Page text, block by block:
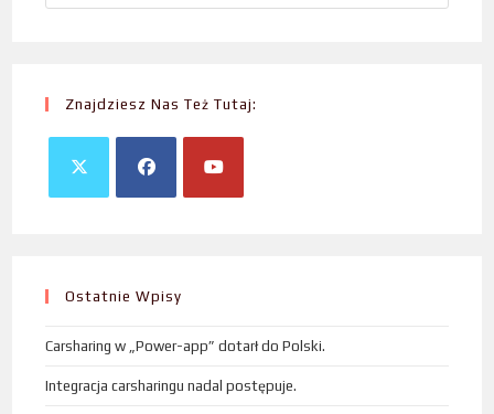
Znajdziesz Nas Też Tutaj:
Ostatnie Wpisy
Carsharing w „Power-app” dotarł do Polski.
Integracja carsharingu nadal postępuje.